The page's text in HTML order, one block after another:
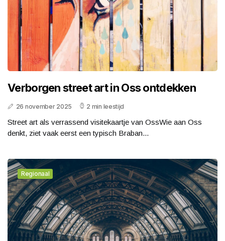
Verborgen street art in Oss ontdekken
26 november 2025 2 min leestijd
Street art als verrassend visitekaartje van OssWie aan Oss
denkt, ziet vaak eerst een typisch Braban...
Regionaal